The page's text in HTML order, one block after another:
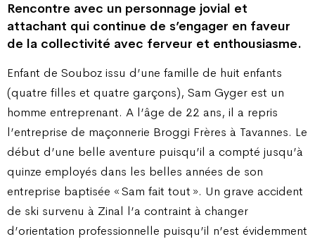
Rencontre avec un personnage jovial et
attachant qui continue de s’engager en faveur
de la collectivité avec ferveur et enthousiasme.
Enfant de Souboz issu d’une famille de huit enfants
(quatre filles et quatre garçons), Sam Gyger est un
homme entreprenant. A l’âge de 22 ans, il a repris
l’entreprise de maçonnerie Broggi Frères à Tavannes. Le
début d’une belle aventure puisqu’il a compté jusqu’à
quinze employés dans les belles années de son
entreprise baptisée « Sam fait tout ». Un grave accident
de ski survenu à Zinal l’a contraint à changer
d’orientation professionnelle puisqu’il n’est évidemment